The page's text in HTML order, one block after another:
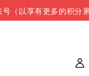
享有更多的积分累计）